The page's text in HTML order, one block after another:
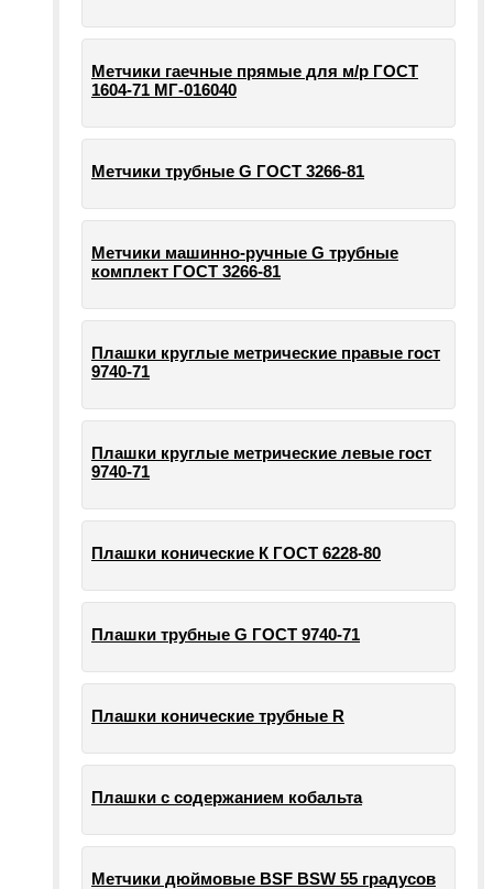
Метчики гаечные прямые для м/р ГОСТ
1604-71 МГ-016040
Метчики трубные G ГОСТ 3266-81
Метчики машинно-ручные G трубные
комплект ГОСТ 3266-81
Плашки круглые метрические правые гост
9740-71
Плашки круглые метрические левые гост
9740-71
Плашки конические К ГОСТ 6228-80
Плашки трубные G ГОСТ 9740-71
Плашки конические трубные R
Плашки с содержанием кобальта
Метчики дюймовые BSF BSW 55 градусов